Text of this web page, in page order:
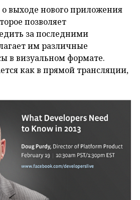
о выходе нового приложения
позволяет
за последними
им различные
в визуальном формате.
как в прямой трансляции,